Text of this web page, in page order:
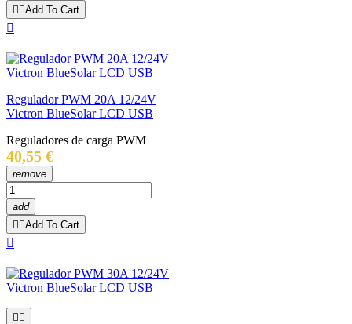
Add To Cart

Regulador PWM 20A 12/24V
Victron BlueSolar LCD USB
Reguladores de carga PWM
40,55 €Precio
remove
add
Add To Cart

